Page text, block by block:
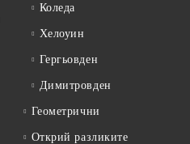
Коледа
Хелоуин
Гергьовден
Димитровден
Геометрични
Открий разликите